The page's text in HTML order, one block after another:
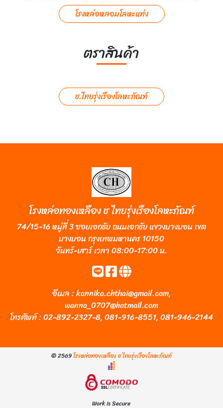
โรงหล่อหลอมโลหะแท่ง
ตราสินค้า
ช.ไทยรุ่งเรืองโลหะภัณฑ์
โรงหล่อทองเหลือง ช ไทยรุ่งเรืองโลหะภัณฑ์
74/15-16 หมู่ที่ 3 ซอยเอกชัย ถนนเอกชัย แขวงบางบอน เขต
บางบอน กรุงเทพมหานคร 10150
จันทร์-เสาร์ เวลา 08:00-17:00 น.
อีเมล :kannika.chthai@gmail.com,
wanna_0707@hotmail.com
โทรศัพท์ :02-892-2327-8,081-916-8551,081-946-2144
© 2569โรงหล่อทองเหลือง ช ไทยรุ่งเรืองโลหะภัณฑ์
Work is Secure